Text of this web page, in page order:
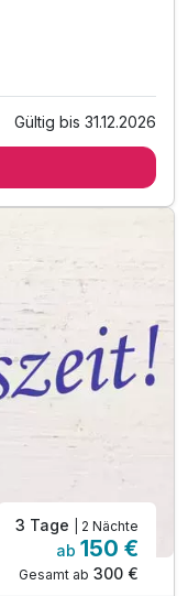
Gültig bis 31.12.2026
3 Tage | 2 Nächte
ab 150 €
Gesamt ab 300 €